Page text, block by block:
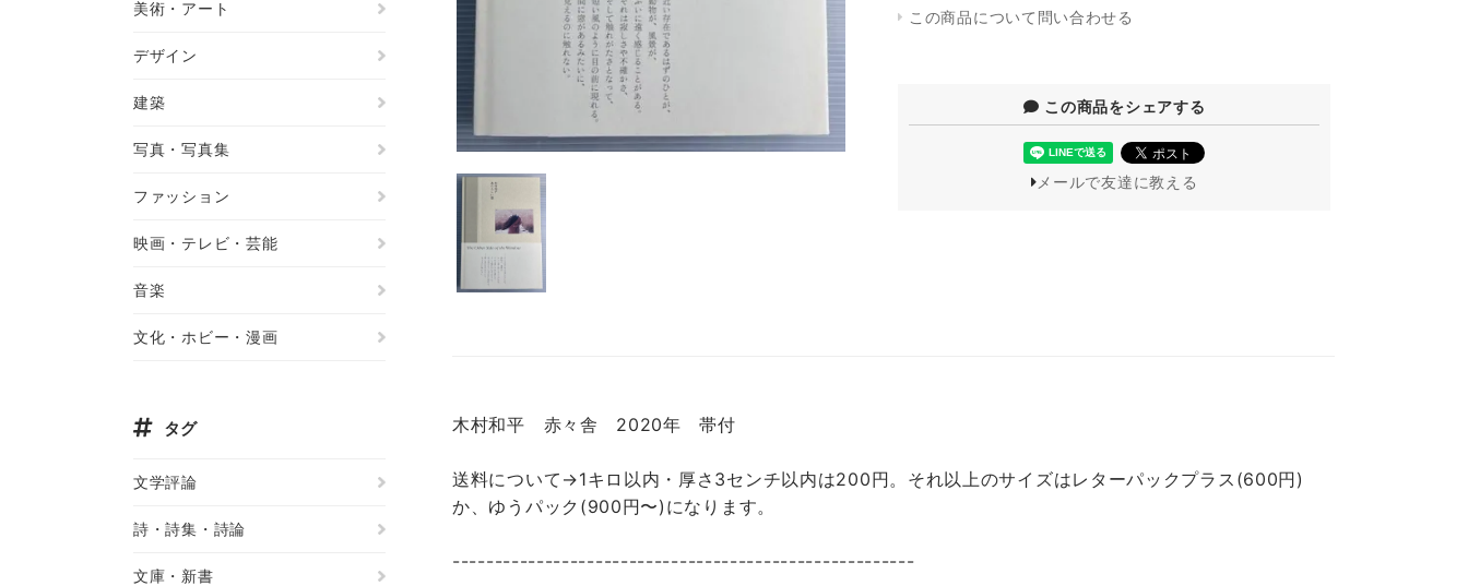
この商品について問い合わせる
この商品をシェアする
メールで友達に教える
木村和平 赤々舎 2020年 帯付
送料について→1キロ以内・厚さ3センチ以内は200円。それ以上のサイズはレターパックプラス(600円)
か、ゆうパック(900円〜)になります。
-------------------------------------------------------
美術・アート
デザイン
建築
写真・写真集
ファッション
映画・テレビ・芸能
音楽
文化・ホビー・漫画
タグ
文学評論
詩・詩集・詩論
文庫・新書